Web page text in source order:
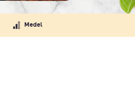
Medel